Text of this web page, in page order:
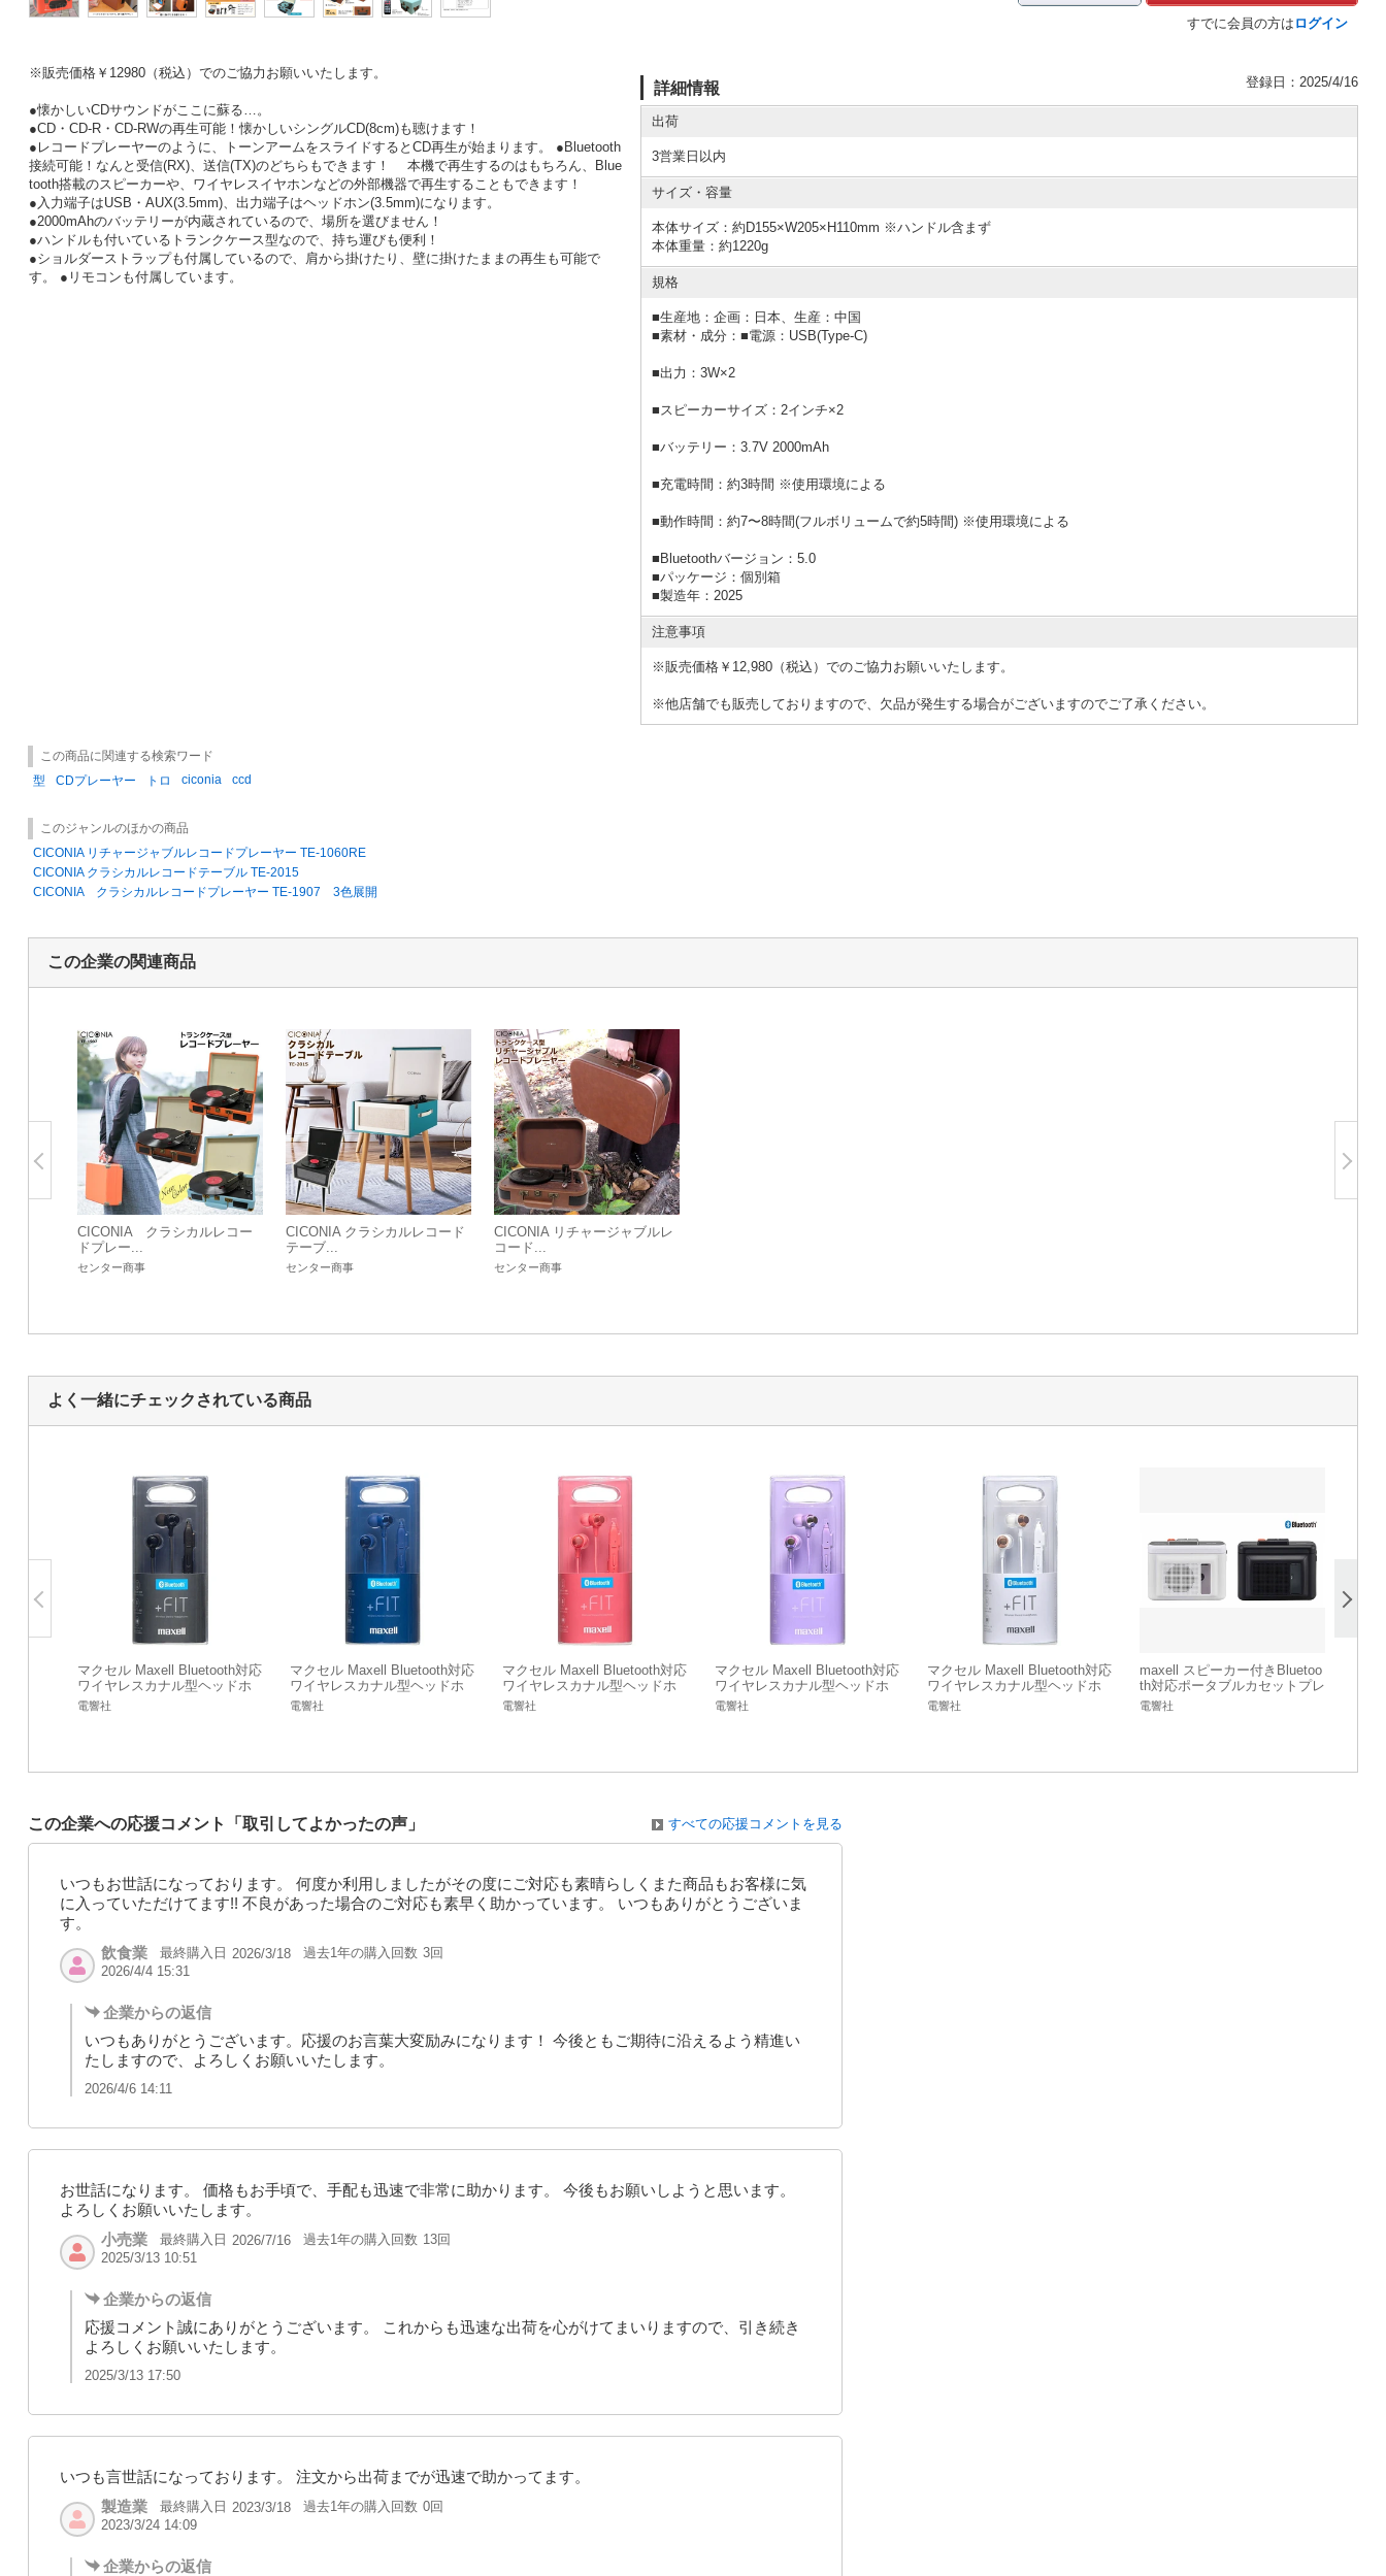
※販売価格￥12980（税込）でのご協力お願いいたします。
●懐かしいCDサウンドがここに蘇る…。
●CD・CD-R・CD-RWの再生可能！懐かしいシングルCD(8cm)も聴けます！
●レコードプレーヤーのように、トーンアームをスライドするとCD再生が始まります。 ●Bluetooth
接続可能！なんと受信(RX)、送信(TX)のどちらもできます！ 本機で再生するのはもちろん、Blue
tooth搭載のスピーカーや、ワイヤレスイヤホンなどの外部機器で再生することもできます！
●入力端子はUSB・AUX(3.5mm)、出力端子はヘッドホン(3.5mm)になります。
●2000mAhのバッテリーが内蔵されているので、場所を選びません！
●ハンドルも付いているトランクケース型なので、持ち運びも便利！
●ショルダーストラップも付属しているので、肩から掛けたり、壁に掛けたままの再生も可能で
す。 ●リモコンも付属しています。
すでに会員の方は ログイン
詳細情報 登録日：2025/4/16
出荷
3営業日以内
サイズ・容量
本体サイズ：約D155×W205×H110mm ※ハンドル含まず
本体重量：約1220g
規格
■生産地：企画：日本、生産：中国
■素材・成分：■電源：USB(Type-C)
■出力：3W×2
■スピーカーサイズ：2インチ×2
■バッテリー：3.7V 2000mAh
■充電時間：約3時間 ※使用環境による
■動作時間：約7〜8時間(フルボリュームで約5時間) ※使用環境による
■Bluetoothバージョン：5.0
■パッケージ：個別箱
■製造年：2025
注意事項
※販売価格￥12,980（税込）でのご協力お願いいたします。
※他店舗でも販売しておりますので、欠品が発生する場合がございますのでご了承ください。
この商品に関連する検索ワード
型
CDプレーヤー トロ ciconia ccd
このジャンルのほかの商品
CICONIA リチャージャブルレコードプレーヤー TE-1060RE
CICONIA クラシカルレコードテーブル TE-2015
CICONIA クラシカルレコードプレーヤー TE-1907 3色展開
この企業の関連商品
CICONIA クラシカルレコー
ドプレー...
センター商事
CICONIA クラシカルレコード
テーブ...
センター商事
CICONIA リチャージャブルレ
コード...
センター商事
よく一緒にチェックされている商品
マクセル Maxell Bluetooth対応
ワイヤレスカナル型ヘッドホ
ン ブラック MXH-BTC110 BK
電響社
マクセル Maxell Bluetooth対応
ワイヤレスカナル型ヘッドホ
ン ダークブルー MXH-BTC110
DB
電響社
マクセル Maxell Bluetooth対応
ワイヤレスカナル型ヘッドホ
ン ピンク MXH-BTC110 PK
電響社
マクセル Maxell Bluetooth対応
ワイヤレスカナル型ヘッドホ
ン パープル MXH-BTC110 PU
電響社
マクセル Maxell Bluetooth対応
ワイヤレスカナル型ヘッドホ
ン ホワイト MXH-BTC110 WH
電響社
maxell スピーカー付きBluetoo
th対応ポータブルカセットプレ
ーヤー MXCP-P100S
電響社
この企業への応援コメント「取引してよかったの声」 すべての応援コメントを見る
いつもお世話になっております。 何度か利用しましたがその度にご対応も素晴らしくまた商品もお客様に気
に入っていただけてます!! 不良があった場合のご対応も素早く助かっています。 いつもありがとうございま
す。
飲食業
最終購入日 2026/3/18 過去1年の購入回数 3回
2026/4/4 15:31
企業からの返信
いつもありがとうございます。応援のお言葉大変励みになります！ 今後ともご期待に沿えるよう精進い
たしますので、よろしくお願いいたします。
2026/4/6 14:11
お世話になります。 価格もお手頃で、手配も迅速で非常に助かります。 今後もお願いしようと思います。
よろしくお願いいたします。
小売業
最終購入日 2026/7/16 過去1年の購入回数 13回
2025/3/13 10:51
企業からの返信
応援コメント誠にありがとうございます。 これからも迅速な出荷を心がけてまいりますので、引き続き
よろしくお願いいたします。
2025/3/13 17:50
いつも言世話になっております。 注文から出荷までが迅速で助かってます。
製造業
最終購入日 2023/3/18 過去1年の購入回数 0回
2023/3/24 14:09
企業からの返信